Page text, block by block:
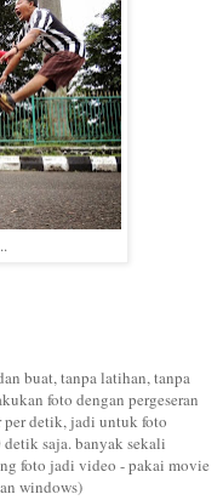
buat, tanpa latihan, tanpa
foto dengan pergeseran
per detik, jadi untuk foto
saja. banyak sekali
foto jadi video - pakai movie
windows)